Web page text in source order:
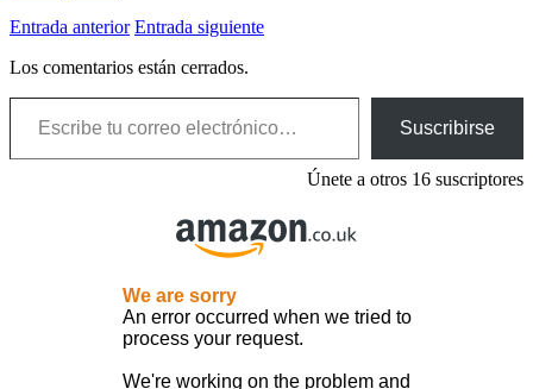
Entrada anterior Entrada siguiente
Los comentarios están cerrados.
Escribe tu correo electrónico…
Suscribirse
Únete a otros 16 suscriptores